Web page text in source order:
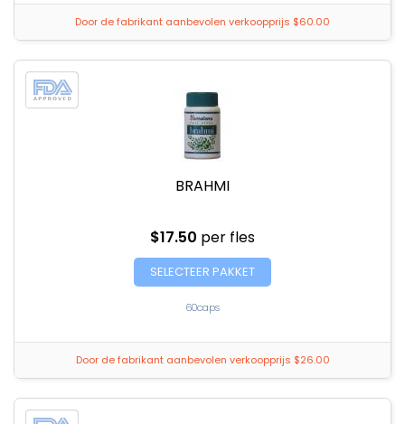
Door de fabrikant aanbevolen verkoopprijs $60.00
BRAHMI
$17.50 per fles
SELECTEER PAKKET
60caps
Door de fabrikant aanbevolen verkoopprijs $26.00